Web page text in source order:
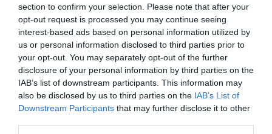
section to confirm your selection. Please note that after your
opt-out request is processed you may continue seeing
interest-based ads based on personal information utilized by
us or personal information disclosed to third parties prior to
your opt-out. You may separately opt-out of the further
disclosure of your personal information by third parties on the
IAB’s list of downstream participants. This information may
also be disclosed by us to third parties on the IAB’s List of
Downstream Participants that may further disclose it to other